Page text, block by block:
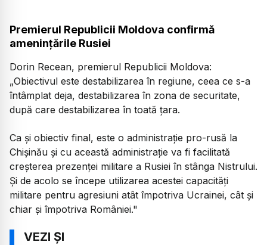
Premierul Republicii Moldova confirmă
amenințările Rusiei
Dorin Recean, premierul Republicii Moldova:
„Obiectivul este destabilizarea în regiune, ceea ce s-a
întâmplat deja, destabilizarea în zona de securitate,
după care destabilizarea în toată țara.
Ca și obiectiv final, este o administrație pro-rusă la
Chișinău și cu această administrație va fi facilitată
creșterea prezenței militare a Rusiei în stânga Nistrului.
Și de acolo se începe utilizarea acestei capacități
militare pentru agresiuni atât împotriva Ucrainei, cât și
chiar și împotriva României."